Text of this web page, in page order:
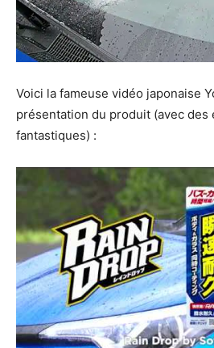
Voici la fameuse vidéo japonaise
présentation du produit (avec
fantastiques) :